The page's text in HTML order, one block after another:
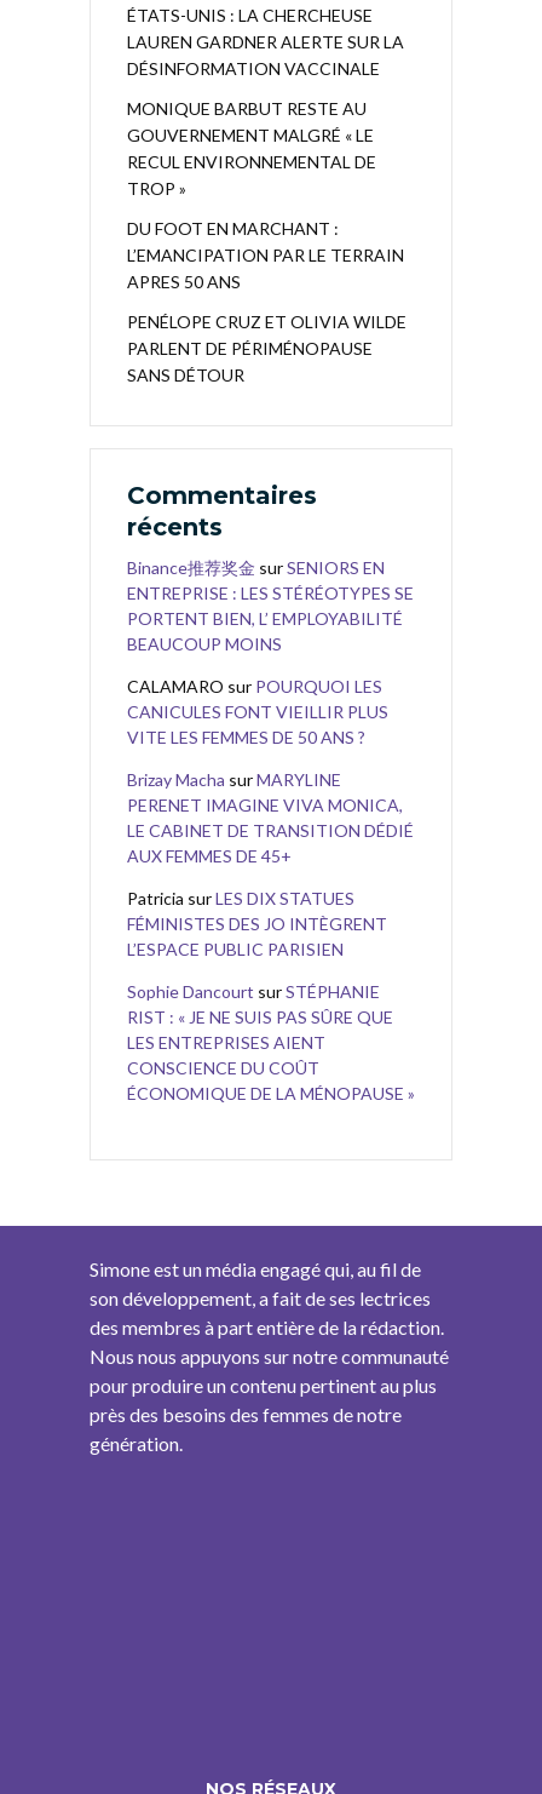
ÉTATS-UNIS : LA CHERCHEUSE
LAUREN GARDNER ALERTE SUR LA
DÉSINFORMATION VACCINALE
MONIQUE BARBUT RESTE AU
GOUVERNEMENT MALGRÉ « LE
RECUL ENVIRONNEMENTAL DE
TROP »
DU FOOT EN MARCHANT :
L’EMANCIPATION PAR LE TERRAIN
APRES 50 ANS
PENÉLOPE CRUZ ET OLIVIA WILDE
PARLENT DE PÉRIMÉNOPAUSE
SANS DÉTOUR
Commentaires
récents
Binance推荐奖金 surSENIORS EN
ENTREPRISE : LES STÉRÉOTYPES SE
PORTENT BIEN, L’ EMPLOYABILITÉ
BEAUCOUP MOINS
CALAMARO sur POURQUOI LES
CANICULES FONT VIEILLIR PLUS
VITE LES FEMMES DE 50 ANS ?
Brizay Macha surMARYLINE
PERENET IMAGINE VIVA MONICA,
LE CABINET DE TRANSITION DÉDIÉ
AUX FEMMES DE 45+
Patricia surLES DIX STATUES
FÉMINISTES DES JO INTÈGRENT
L’ESPACE PUBLIC PARISIEN
Sophie Dancourt surSTÉPHANIE
RIST : « JE NE SUIS PAS SÛRE QUE
LES ENTREPRISES AIENT
CONSCIENCE DU COÛT
ÉCONOMIQUE DE LA MÉNOPAUSE »
Simone est un média engagé qui, au fil de
son développement, a fait de ses lectrices
des membres à part entière de la rédaction.
Nous nous appuyons sur notre communauté
pour produire un contenu pertinent au plus
près des besoins des femmes de notre
génération.
NOS RÉSEAUX